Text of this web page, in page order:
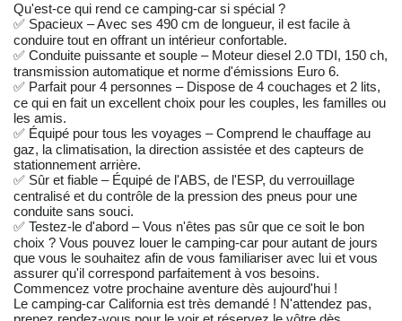
Qu'est-ce qui rend ce camping-car si spécial ?
✅ Spacieux – Avec ses 490 cm de longueur, il est facile à
conduire tout en offrant un intérieur confortable.
✅ Conduite puissante et souple – Moteur diesel 2.0 TDI, 150 ch,
transmission automatique et norme d'émissions Euro 6.
✅ Parfait pour 4 personnes – Dispose de 4 couchages et 2 lits,
ce qui en fait un excellent choix pour les couples, les familles ou
les amis.
✅ Équipé pour tous les voyages – Comprend le chauffage au
gaz, la climatisation, la direction assistée et des capteurs de
stationnement arrière.
✅ Sûr et fiable – Équipé de l'ABS, de l'ESP, du verrouillage
centralisé et du contrôle de la pression des pneus pour une
conduite sans souci.
✅ Testez-le d'abord – Vous n'êtes pas sûr que ce soit le bon
choix ? Vous pouvez louer le camping-car pour autant de jours
que vous le souhaitez afin de vous familiariser avec lui et vous
assurer qu'il correspond parfaitement à vos besoins.
Commencez votre prochaine aventure dès aujourd'hui !
Le camping-car California est très demandé ! N'attendez pas,